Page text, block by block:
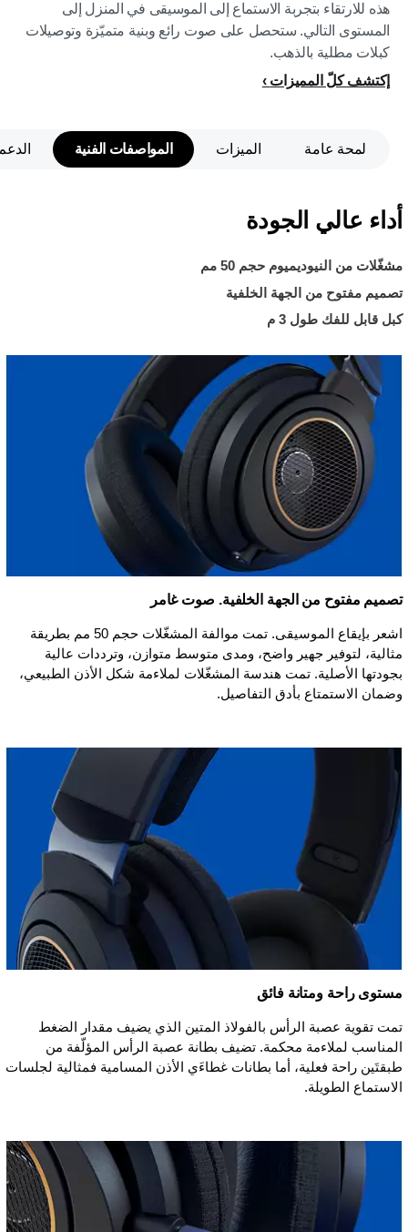
هذه للارتقاء بتجربة الاستماع إلى الموسيقى في المنزل إلى
المستوى التالي. ستحصل على صوت رائع وبنية متميّزة وتوصيلات
كبلات مطلية بالذهب.
إكتشف كلّ المميزات
لمحة عامة الميزات المواصفات الفنية
أداء عالي الجودة
مشغّلات من النيوديميوم حجم 50 مم
تصميم مفتوح من الجهة الخلفية
كبل قابل للفك طول 3 م
تصميم مفتوح من الجهة الخلفية. صوت غامر
اشعر بإيقاع الموسيقى. تمت موالفة المشغّلات حجم 50 مم بطريقة
مثالية، لتوفير جهير واضح، ومدى متوسط متوازن، وترددات عالية
بجودتها الأصلية. تمت هندسة المشغّلات لملاءمة شكل الأذن الطبيعي،
وضمان الاستمتاع بأدق التفاصيل.
مستوى راحة ومتانة فائق
تمت تقوية عصبة الرأس بالفولاذ المتين الذي يضيف مقدار الضغط
المناسب لملاءمة محكمة. تضيف بطانة عصبة الرأس المؤلّفة من
طبقتَين راحة فعلية، أما بطانات غطاءَي الأذن المسامية فمثالية لجلسات
الاستماع الطويلة.